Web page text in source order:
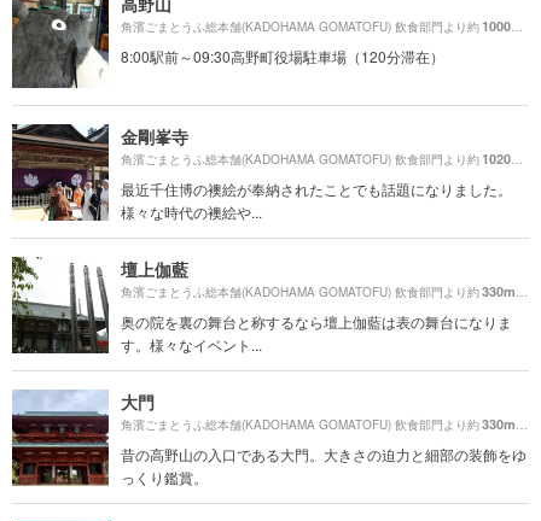
角濱ごまとうふ総本舗(KADOHAMA GOMATOFU) 飲食部門より約1000m
8:00駅前～09:30高野町役場駐車場（120分滞在）
金剛峯寺
角濱ごまとうふ総本舗(KADOHAMA GOMATOFU) 飲食部門より約1020m
最近千住博の襖絵が奉納されたことでも話題になりました。
様々な時代の襖絵や...
壇上伽藍
角濱ごまとうふ総本舗(KADOHAMA GOMATOFU) 飲食部門より約330m （
奥の院を裏の舞台と称するなら壇上伽藍は表の舞台になりま
す。様々なイベント...
大門
角濱ごまとうふ総本舗(KADOHAMA GOMATOFU) 飲食部門より約330m （
昔の高野山の入口である大門。大きさの迫力と細部の装飾をゆ
っくり鑑賞。